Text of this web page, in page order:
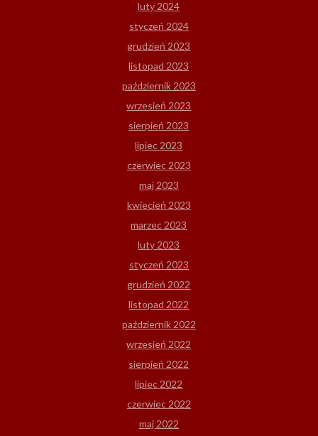
luty 2024
styczeń 2024
grudzień 2023
listopad 2023
październik 2023
wrzesień 2023
sierpień 2023
lipiec 2023
czerwiec 2023
maj 2023
kwiecień 2023
marzec 2023
luty 2023
styczeń 2023
grudzień 2022
listopad 2022
październik 2022
wrzesień 2022
sierpień 2022
lipiec 2022
czerwiec 2022
maj 2022